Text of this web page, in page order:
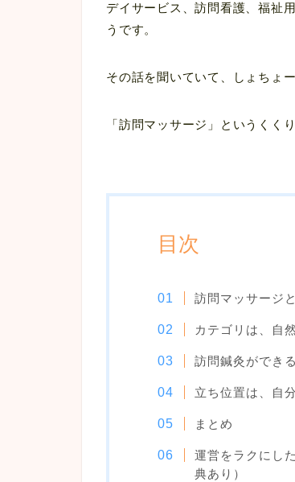
デイサービス、訪問看護、福祉
うです。
その話を聞いていて、しょちょ
「訪問マッサージ」というくく
目次
訪問マッサージ
カテゴリは、自
訪問鍼灸ができ
立ち位置は、自
まとめ
運営をラクにし
典あり）